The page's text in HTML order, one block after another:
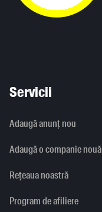
Servicii
Adaugă anunț nou
Adaugă o companie nouă
Rețeaua noastră
Program de afiliere